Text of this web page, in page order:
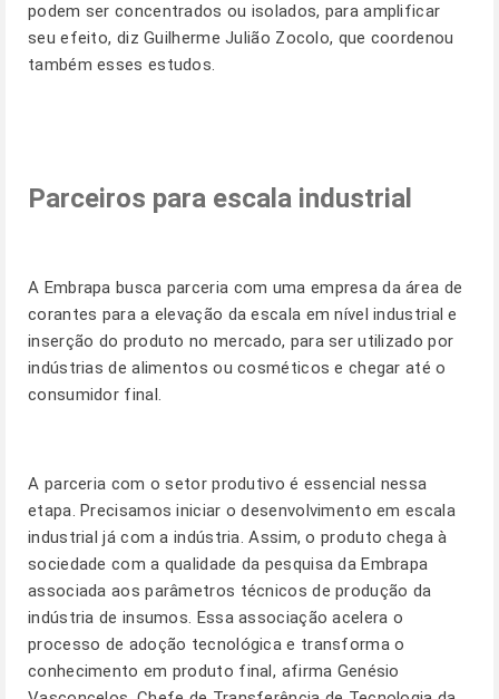
podem ser concentrados ou isolados, para amplificar
seu efeito, diz Guilherme Julião Zocolo, que coordenou
também esses estudos.
Parceiros para escala industrial
A Embrapa busca parceria com uma empresa da área de
corantes para a elevação da escala em nível industrial e
inserção do produto no mercado, para ser utilizado por
indústrias de alimentos ou cosméticos e chegar até o
consumidor final.
A parceria com o setor produtivo é essencial nessa
etapa. Precisamos iniciar o desenvolvimento em escala
industrial já com a indústria. Assim, o produto chega à
sociedade com a qualidade da pesquisa da Embrapa
associada aos parâmetros técnicos de produção da
indústria de insumos. Essa associação acelera o
processo de adoção tecnológica e transforma o
conhecimento em produto final, afirma Genésio